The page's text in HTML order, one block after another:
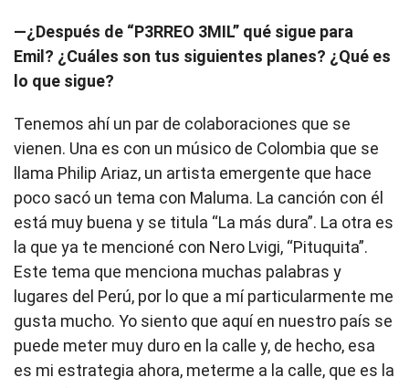
—¿Después de “P3RREO 3MIL” qué sigue para
Emil? ¿Cuáles son tus siguientes planes? ¿Qué es
lo que sigue?
Tenemos ahí un par de colaboraciones que se
vienen. Una es con un músico de Colombia que se
llama Philip Ariaz, un artista emergente que hace
poco sacó un tema con Maluma. La canción con él
está muy buena y se titula “La más dura”. La otra es
la que ya te mencioné con Nero Lvigi, “Pituquita”.
Este tema que menciona muchas palabras y
lugares del Perú, por lo que a mí particularmente me
gusta mucho. Yo siento que aquí en nuestro país se
puede meter muy duro en la calle y, de hecho, esa
es mi estrategia ahora, meterme a la calle, que es la